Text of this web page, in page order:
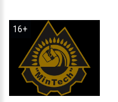
16+